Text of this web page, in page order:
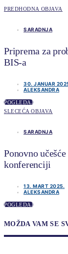
PREDHODNA OBJAVA
SARADNJA
Priprema za
BIS-a
30. JANUAR
ALEKSANDRA
POGLEDAJ
SLECEĆA OBJAVA
SARADNJA
Ponovno
konferenciji
13. MART 2025.
ALEKSANDRA
POGLEDAJ
MOŽDA VAM SE